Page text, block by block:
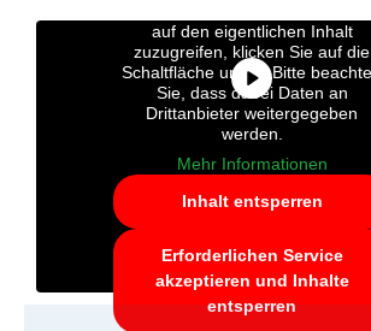
auf den eigentlichen Inhalt
zuzugreifen, klicken Sie auf die
Schaltfläche unten. Bitte
Sie, dass dabei Daten an
Drittanbieter weitergegeben
werden.
Mehr Informationen
Inhalt entsperren
Erforderlichen Service
akzeptieren und Inhalte
entsperren